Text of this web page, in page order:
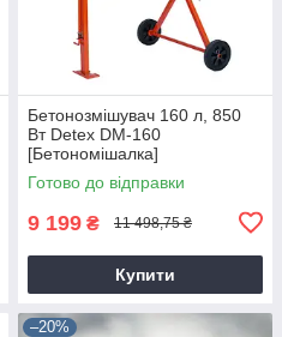
Бетонозмішувач 160 л, 850
Вт Detex DM-160
[Бетономішалка]
Готово до відправки
9 199 ₴ 11 498,75 ₴
Купити
–20%